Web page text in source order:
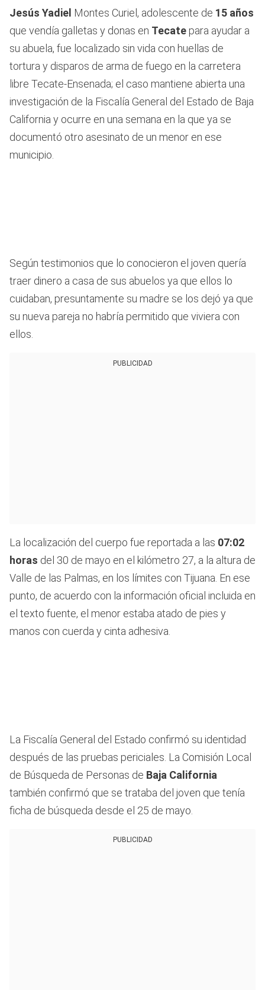
Jesús Yadiel Montes Curiel, adolescente de 15 años
que vendía galletas y donas en Tecate para ayudar a
su abuela, fue localizado sin vida con huellas de
tortura y disparos de arma de fuego en la carretera
libre Tecate-Ensenada; el caso mantiene abierta una
investigación de la Fiscalía General del Estado de Baja
California y ocurre en una semana en la que ya se
documentó otro asesinato de un menor en ese
municipio.
Según testimonios que lo conocieron el joven quería
traer dinero a casa de sus abuelos ya que ellos lo
cuidaban, presuntamente su madre se los dejó ya que
su nueva pareja no habría permitido que viviera con
ellos.
PUBLICIDAD
La localización del cuerpo fue reportada a las 07:02
horas del 30 de mayo en el kilómetro 27, a la altura de
Valle de las Palmas, en los límites con Tijuana. En ese
punto, de acuerdo con la información oficial incluida en
el texto fuente, el menor estaba atado de pies y
manos con cuerda y cinta adhesiva.
La Fiscalía General del Estado confirmó su identidad
después de las pruebas periciales. La Comisión Local
de Búsqueda de Personas de Baja California
también confirmó que se trataba del joven que tenía
ficha de búsqueda desde el 25 de mayo.
PUBLICIDAD